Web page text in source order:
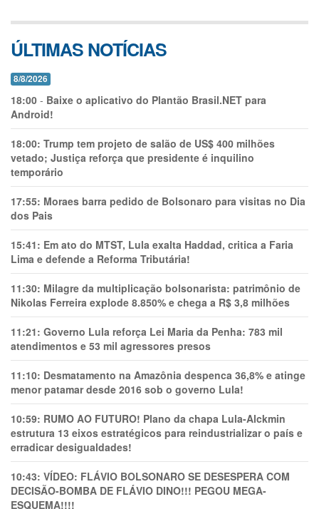
ÚLTIMAS NOTÍCIAS
8/8/2026
18:00 - Baixe o aplicativo do Plantão Brasil.NET para
Android!
18:00: Trump tem projeto de salão de US$ 400 milhões
vetado; Justiça reforça que presidente é inquilino
temporário
17:55: Moraes barra pedido de Bolsonaro para visitas no Dia
dos Pais
15:41: Em ato do MTST, Lula exalta Haddad, critica a Faria
Lima e defende a Reforma Tributária!
11:30: Milagre da multiplicação bolsonarista: patrimônio de
Nikolas Ferreira explode 8.850% e chega a R$ 3,8 milhões
11:21: Governo Lula reforça Lei Maria da Penha: 783 mil
atendimentos e 53 mil agressores presos
11:10: Desmatamento na Amazônia despenca 36,8% e atinge
menor patamar desde 2016 sob o governo Lula!
10:59: RUMO AO FUTURO! Plano da chapa Lula-Alckmin
estrutura 13 eixos estratégicos para reindustrializar o país e
erradicar desigualdades!
10:43: VÍDEO: FLÁVIO BOLSONARO SE DESESPERA COM
DECISÃO-BOMBA DE FLÁVIO DINO!!! PEGOU MEGA-
ESQUEMA!!!!